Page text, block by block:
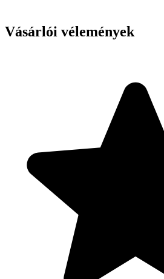
Vásárlói vélemények